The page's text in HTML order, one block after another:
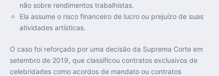
não sobre rendimentos trabalhistas.
Ela assume o risco financeiro de lucro ou prejuízo de suas
atividades artísticas.
O caso foi reforçado por uma decisão da Suprema Corte em
setembro de 2019, que classificou contratos exclusivos de
celebridades como acordos de mandato ou contratos